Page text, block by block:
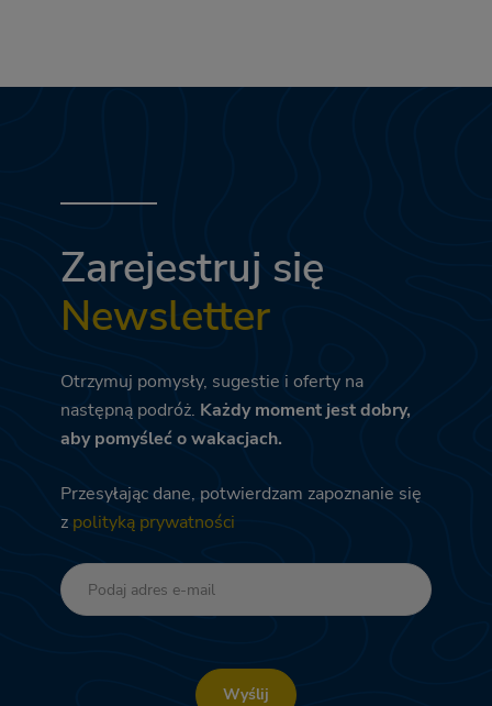
Zarejestruj się
Newsletter
Otrzymuj pomysły, sugestie i oferty na
następną podróż. Każdy moment jest dobry,
aby pomyśleć o wakacjach.
Przesyłając dane, potwierdzam zapoznanie się
z polityką prywatności
Wyślij